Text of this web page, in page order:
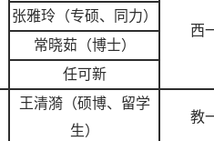
西
张雅玲（专硕、同力）
常晓茹（博士）
任可新
王清漪（硕博、留学
生）
教